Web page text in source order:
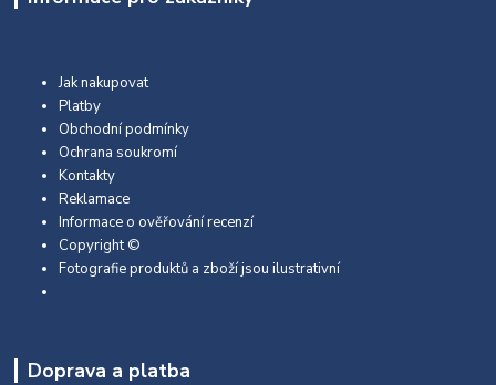
Jak nakupovat
Platby
Obchodní podmínky
Ochrana soukromí
Kontakty
Reklamace
Informace o ověřování recenzí
Copyright ©
Fotografie produktů a zboží jsou ilustrativní
Doprava a platba